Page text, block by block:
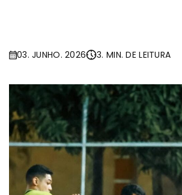
03. JUNHO. 2026 3. MIN. DE LEITURA